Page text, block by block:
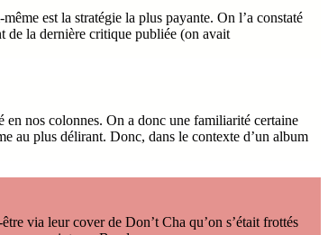
est la stratégie la plus payante. On l’a constaté
de la dernière critique publiée (on avait
en nos colonnes. On a donc une familiarité certaine
au plus délirant. Donc, dans le contexte d’un album
via leur cover de Don’t Cha qu’on s’était frottés